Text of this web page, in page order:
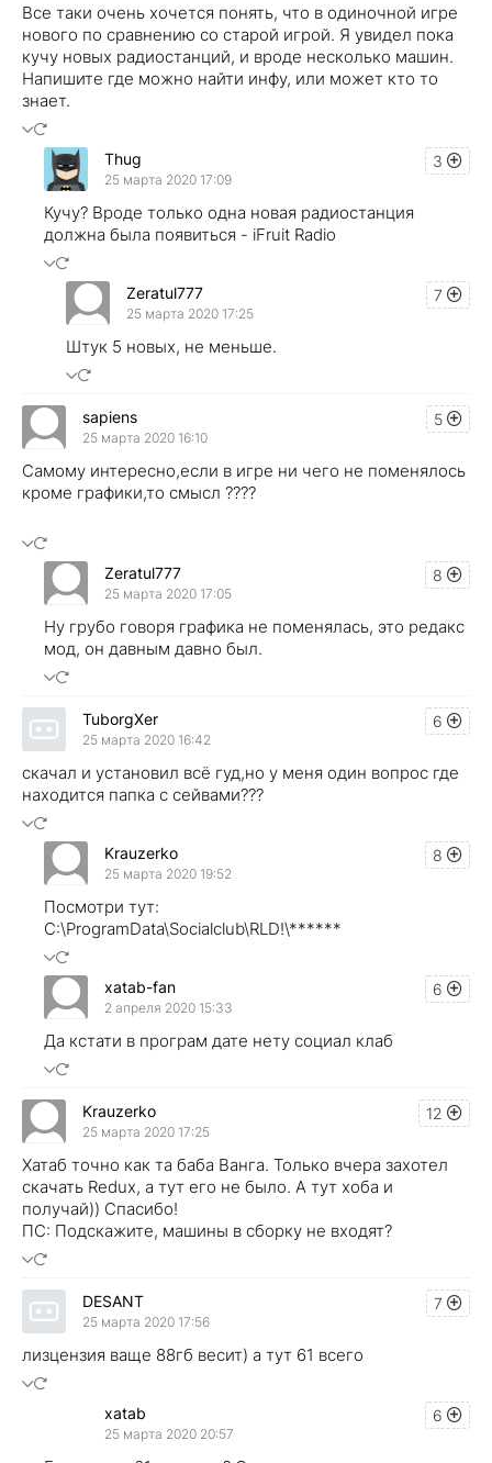
Все таки очень хочется понять, что в одиночной игре
нового по сравнению со старой игрой. Я увидел пока
кучу новых радиостанций, и вроде несколько машин.
Напишите где можно найти инфу, или может кто то
знает.
3
Thug
25 марта 2020 17:09
Кучу? Вроде только одна новая радиостанция
должна была появиться - iFruit Radio
7
Zeratul777
25 марта 2020 17:25
Штук 5 новых, не меньше.
5
sapiens
25 марта 2020 16:10
Самому интересно,если в игре ни чего не поменялось
кроме графики,то смысл ????
8
Zeratul777
25 марта 2020 17:05
Ну грубо говоря графика не поменялась, это редакс
мод, он давным давно был.
6
TuborgXer
25 марта 2020 16:42
скачал и установил всё гуд,но у меня один вопрос где
находится папка с сейвами???
8
Krauzerko
25 марта 2020 19:52
Посмотри тут:
C:\ProgramData\Socialclub\RLD!\******
6
xatab-fan
2 апреля 2020 15:33
Да кстати в програм дате нету социал клаб
12
Krauzerko
25 марта 2020 17:25
Хатаб точно как та баба Ванга. Только вчера захотел
скачать Redux, а тут его не было. А тут хоба и
получай)) Спасибо!
ПС: Подскажите, машины в сборку не входят?
7
DESANT
25 марта 2020 17:56
лизцензия ваще 88гб весит) а тут 61 всего
6
xatab
25 марта 2020 20:57